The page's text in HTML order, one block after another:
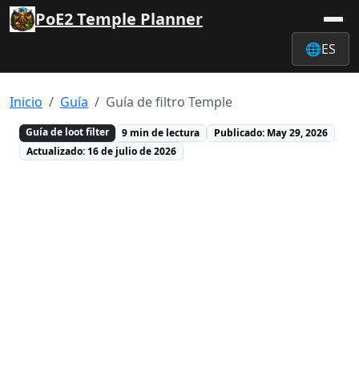
PoE2 Temple Planner
🌐ES
Inicio Guía Guía de filtro Temple
Guía de loot filter 9 min de lectura
Publicado: May 29, 2026
Actualizado: 16 de julio de 2026